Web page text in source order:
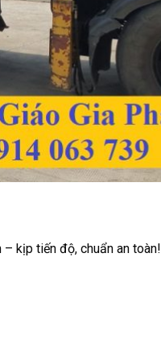
kịp tiến độ, chuẩn an toàn!